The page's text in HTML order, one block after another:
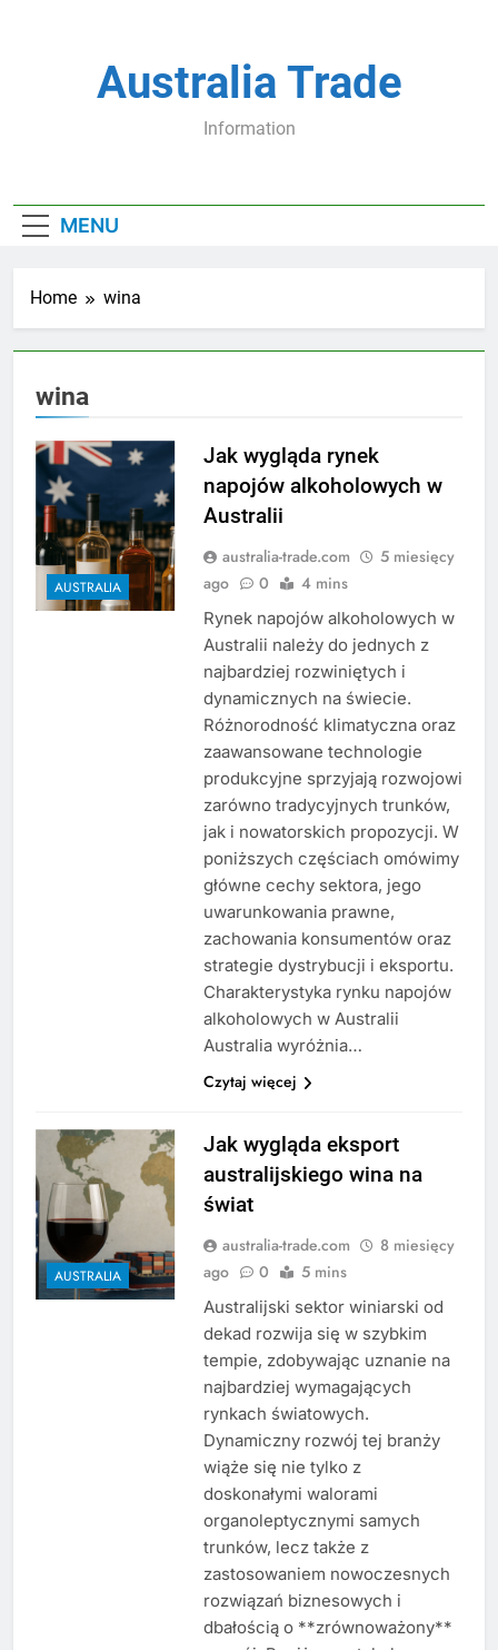
Australia Trade
Information
MENU
Home wina
wina
AUSTRALIA
Jak wygląda rynek
napojów alkoholowych w
Australii
australia-trade.com
5 miesięcy
ago
0 4 mins
Rynek napojów alkoholowych w
Australii należy do jednych z
najbardziej rozwiniętych i
dynamicznych na świecie.
Różnorodność klimatyczna oraz
zaawansowane technologie
produkcyjne sprzyjają rozwojowi
zarówno tradycyjnych trunków,
jak i nowatorskich propozycji. W
poniższych częściach omówimy
główne cechy sektora, jego
uwarunkowania prawne,
zachowania konsumentów oraz
strategie dystrybucji i eksportu.
Charakterystyka rynku napojów
alkoholowych w Australii
Australia wyróżnia…
Czytaj więcej
AUSTRALIA
Jak wygląda eksport
australijskiego wina na
świat
australia-trade.com
8 miesięcy
ago
0 5 mins
Australijski sektor winiarski od
dekad rozwija się w szybkim
tempie, zdobywając uznanie na
najbardziej wymagających
rynkach światowych.
Dynamiczny rozwój tej branży
wiąże się nie tylko z
doskonałymi walorami
organoleptycznymi samych
trunków, lecz także z
zastosowaniem nowoczesnych
rozwiązań biznesowych i
dbałością o **zrównoważony**